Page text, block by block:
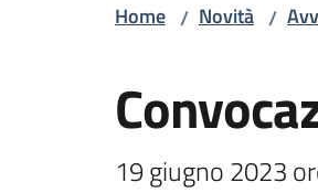
Home / Novità /
19 giugno 2023